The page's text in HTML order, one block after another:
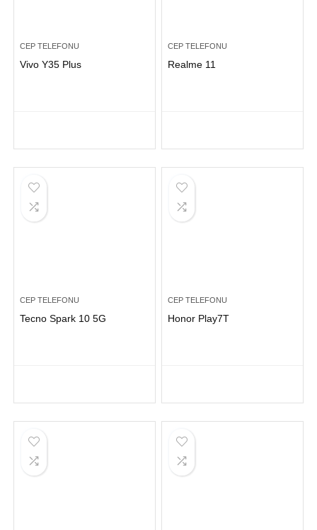
CEP TELEFONU
Vivo Y35 Plus
CEP TELEFONU
Realme 11
CEP TELEFONU
Tecno Spark 10 5G
CEP TELEFONU
Honor Play7T